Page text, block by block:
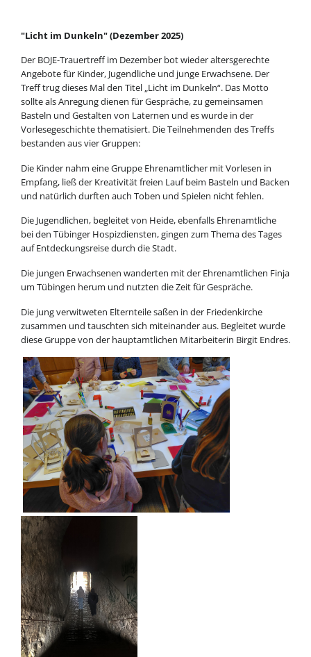
"Licht im Dunkeln" (Dezember 2025)
Der BOJE-Trauertreff im Dezember bot wieder altersgerechte
Angebote für Kinder, Jugendliche und junge Erwachsene. Der
Treff trug dieses Mal den Titel „Licht im Dunkeln“. Das Motto
sollte als Anregung dienen für Gespräche, zu gemeinsamen
Basteln und Gestalten von Laternen und es wurde in der
Vorlesegeschichte thematisiert. Die Teilnehmenden des Treffs
bestanden aus vier Gruppen:
Die Kinder nahm eine Gruppe Ehrenamtlicher mit Vorlesen in
Empfang, ließ der Kreativität freien Lauf beim Basteln und Backen
und natürlich durften auch Toben und Spielen nicht fehlen.
Die Jugendlichen, begleitet von Heide, ebenfalls Ehrenamtliche
bei den Tübinger Hospizdiensten, gingen zum Thema des Tages
auf Entdeckungsreise durch die Stadt.
Die jungen Erwachsenen wanderten mit der Ehrenamtlichen Finja
um Tübingen herum und nutzten die Zeit für Gespräche.
Die jung verwitweten Elternteile saßen in der Friedenkirche
zusammen und tauschten sich miteinander aus. Begleitet wurde
diese Gruppe von der hauptamtlichen Mitarbeiterin Birgit Endres.